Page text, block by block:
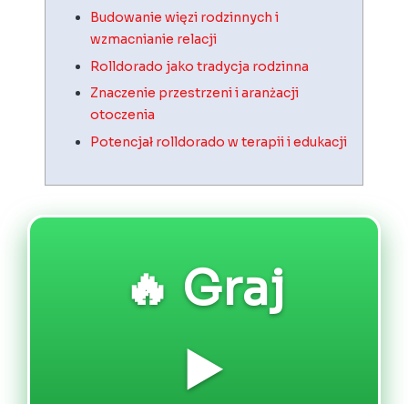
Budowanie więzi rodzinnych i
wzmacnianie relacji
Rolldorado jako tradycja rodzinna
Znaczenie przestrzeni i aranżacji
otoczenia
Potencjał rolldorado w terapii i edukacji
🔥 Graj
▶️